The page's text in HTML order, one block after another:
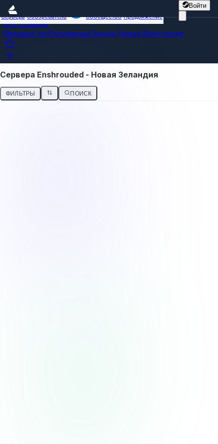
Войти
Сервера Обозреватель Сообщество Продвижение
Все сервера
Мировой топПопулярныеТренды Новые Мониторинг
Сервера Enshrouded - Новая Зеландия
ФИЛЬТРЫ ПОИСК